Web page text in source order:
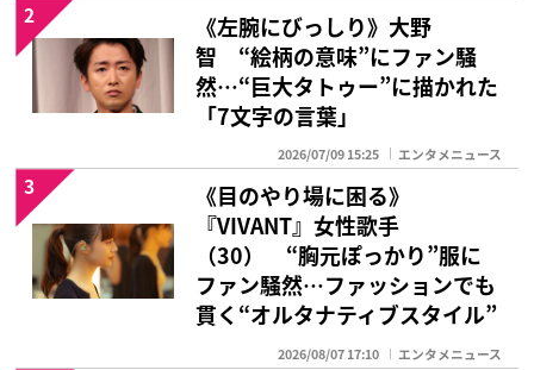
《左腕にびっしり》大野
智 “絵柄の意味”にファン騒
然…“巨大タトゥー”に描かれた
「7文字の言葉」
2026/07/09 15:25 エンタメニュース
2
《目のやり場に困る》
『VIVANT』女性歌手
（30） “胸元ぽっかり”服に
ファン騒然…ファッションでも
貫く“オルタナティブスタイル”
2026/08/07 17:10 エンタメニュース
3